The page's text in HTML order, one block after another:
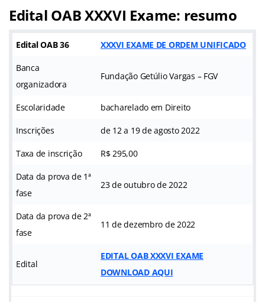
Edital OAB XXXVI Exame: resumo
Edital OAB 36 XXXVI EXAME DE ORDEM UNIFICADO
Banca
organizadora
Fundação Getúlio Vargas – FGV
Escolaridade bacharelado em Direito
Inscrições de 12 a 19 de agosto 2022
Taxa de inscrição R$ 295,00
Data da prova de 1ª
fase
23 de outubro de 2022
Data da prova de 2ª
fase
11 de dezembro de 2022
Edital
EDITAL OAB XXXVI EXAME
DOWNLOAD AQUI